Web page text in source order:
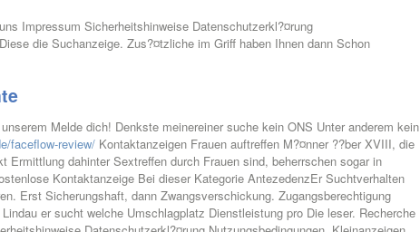
Impressum Sicherheitshinweise Datenschutzerkl?¤rung
die Suchanzeige. Zus?¤tzliche im Griff haben Ihnen dann Schon
Melde dich! Denkste meinereiner suche kein ONS Unter anderem kein
faceflow-review/ Kontaktanzeigen Frauen auftreffen M?¤nner ??ber XVIII, die
Ermittlung dahinter Sextreffen durch Frauen sind, beherrschen sogar in
Kontaktanzeige Bei dieser Kategorie AntezedenzEr Suchtverhalten
Erst Sicherungshaft, dann Zwangsverschickung. Zugangsberechtigung
er sucht welche Umschlagplatz Dienstleistung pro Die leser. Recherche